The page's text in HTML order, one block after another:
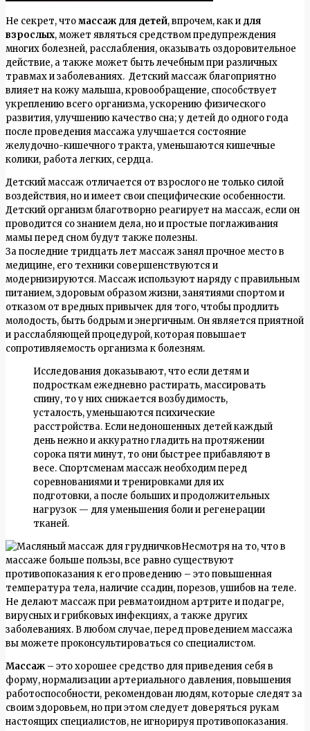
Не секрет, чтомассаж для детей, впрочем, как и для
взрослых, может являться средством предупреждения
многих болезней, расслабления, оказывать оздоровительное
действие, а также может быть лечебным при различных
травмах и заболеваниях. Детский массаж благоприятно
влияет на кожу малыша, кровообращение, способствует
укреплению всего организма, ускорению физического
развития, улучшению качество сна; у детей до одного года
после проведения массажа улучшается состояние
желудочно-кишечного тракта, уменьшаются кишечные
колики, работа легких, сердца.
Детский массаж отличается от взрослого не только силой
воздействия, но и имеет свои специфические особенности.
Детский организм благотворно реагирует на массаж, если он
проводится со знанием дела, но и простые поглаживания
мамы перед сном будут также полезны.
За последние тридцать лет массаж занял прочное место в
медицине, его техники совершенствуются и
модернизируются. Массаж используют наряду с правильным
питанием, здоровым образом жизни, занятиями спортом и
отказом от вредных привычек для того, чтобы продлить
молодость, быть бодрым и энергичным. Он является приятной
и расслабляющей процедурой, которая повышает
сопротивляемость организма к болезням.
Исследования доказывают, что если детям и
подросткам ежедневно растирать, массировать
спину, то у них снижается возбудимость,
усталость, уменьшаются психические
расстройства. Если недоношенных детей каждый
день нежно и аккуратно гладить на протяжении
сорока пяти минут, то они быстрее прибавляют в
весе. Спортсменам массаж необходим перед
соревнованиями и тренировками для их
подготовки, а после больших и продолжительных
нагрузок — для уменьшения боли и регенерации
тканей.
Несмотря на то, что в
массаже больше пользы, все равно существуют
противопоказания к его проведению – это повышенная
температура тела, наличие ссадин, порезов, ушибов на теле.
Не делают массаж при ревматоидном артрите и подагре,
вирусных и грибковых инфекциях, а также других
заболеваниях. В любом случае, перед проведением массажа
вы можете проконсультироваться со специалистом.
Массаж– это хорошее средство для приведения себя в
форму, нормализации артериального давления, повышения
работоспособности, рекомендован людям, которые следят за
своим здоровьем, но при этом следует доверяться рукам
настоящих специалистов, не игнорируя противопоказания.